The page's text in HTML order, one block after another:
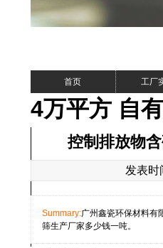
首页 工厂
4万平方 自
控制排放物
发表时
Summary:广州鑫瓷环保材料有
筛生产厂家多少钱一吨。